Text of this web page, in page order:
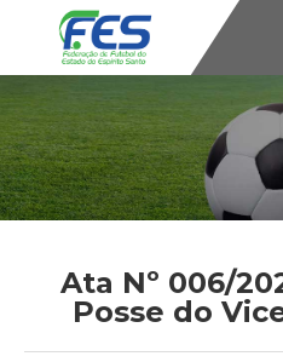
Ata Nº 006/
Posse do